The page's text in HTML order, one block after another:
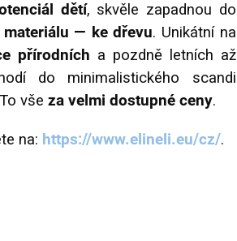
dětí, skvěle zapadnou do
— ke dřevu. Unikátní na
přírodních a pozdně letních až
do minimalistického scandi
vše za velmi dostupné ceny.
na: https://www.elineli.eu/cz/.